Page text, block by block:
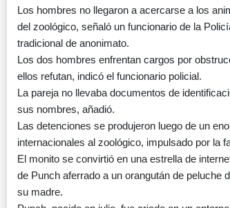
Los hombres no llegaron a acercarse a los
del zoológico, señaló un funcionario de la
tradicional de anonimato.
Los dos hombres enfrentan cargos por
ellos refutan, indicó el funcionario policial.
La pareja no llevaba documentos de
sus nombres, añadió.
Las detenciones se produjeron luego de un
internacionales al zoológico, impulsado por la
El monito se convirtió en una estrella de
de Punch aferrado a un orangután de peluche
su madre.